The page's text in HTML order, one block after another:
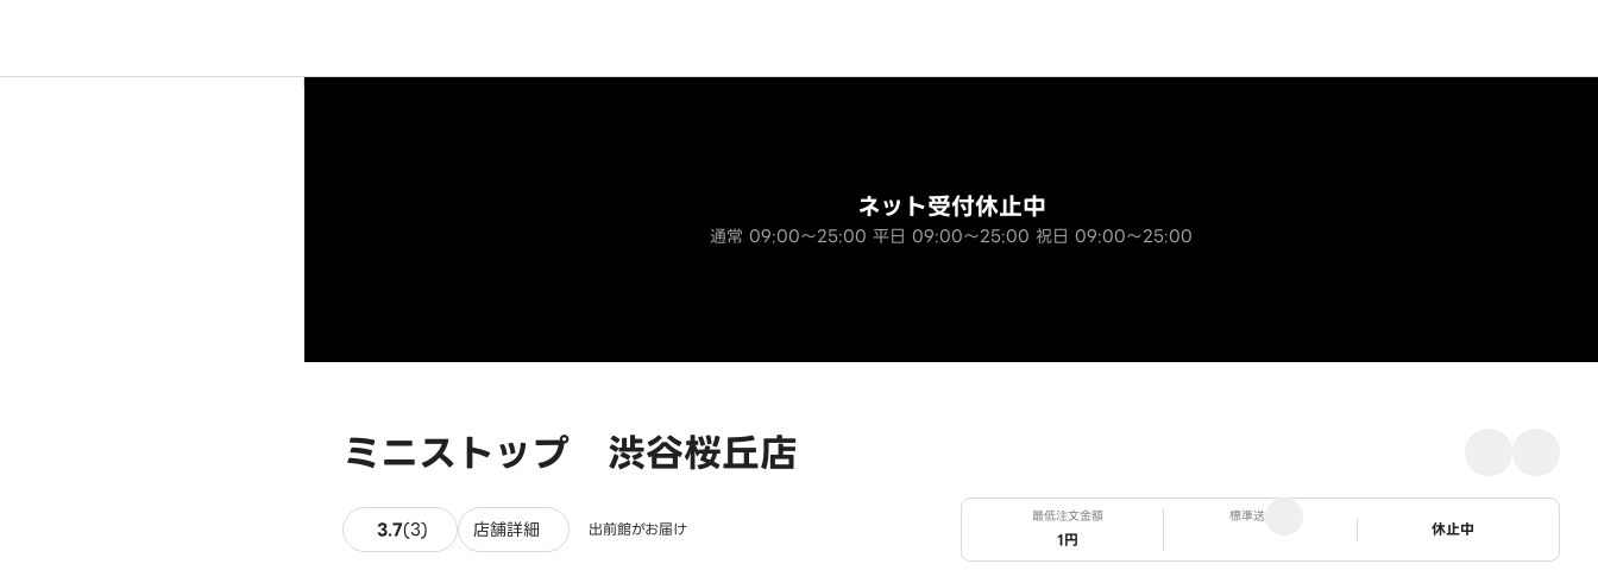
ミニストップ 渋谷桜丘店
ネット受付休止中
通常 09:00～25:00 平日 09:00～25:00 祝日 09:00～25:00
3.7(3) 3件のレビュー
店舗詳細 出前館がお届け
最低注文金額
1円
標準送料
ステータス
休止中